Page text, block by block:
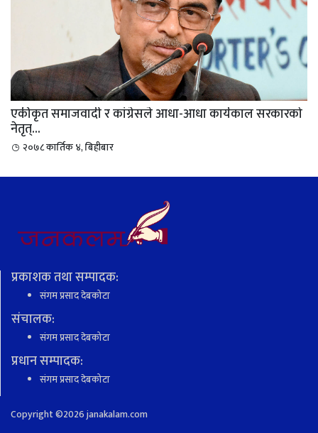
एकीकृत समाजवादी र कांग्रेसले आधा-आधा कार्यकाल सरकारको
नेतृत्...
२०७८ कार्तिक ४, बिहीबार
प्रकाशक तथा सम्पादक:
संगम प्रसाद देबकोटा
संचालक:
संगम प्रसाद देबकोटा
प्रधान सम्पादक:
संगम प्रसाद देबकोटा
Copyright ©2026 janakalam.com